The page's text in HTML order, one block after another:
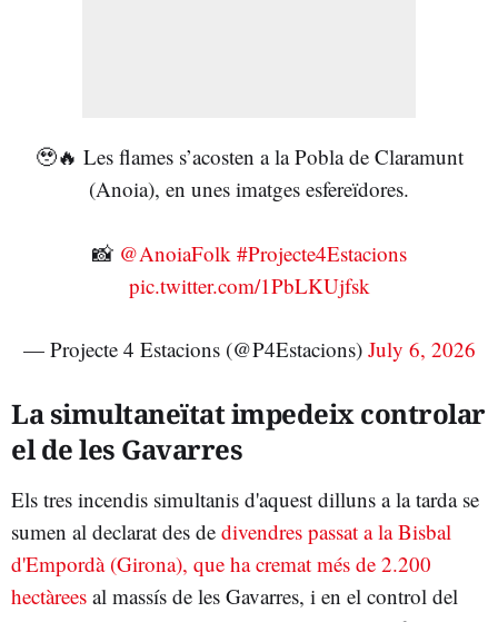
🥹🔥 Les flames s’acosten a la Pobla de Claramunt
(Anoia), en unes imatges esfereïdores.
📸 @AnoiaFolk #Projecte4Estacions
pic.twitter.com/1PbLKUjfsk
— Projecte 4 Estacions (@P4Estacions) July 6, 2026
La simultaneïtat impedeix controlar
el de les Gavarres
Els tres incendis simultanis d'aquest dilluns a la tarda se
sumen al declarat des de divendres passat a la Bisbal
d'Empordà (Girona), que ha cremat més de 2.200
hectàrees al massís de les Gavarres, i en el control del